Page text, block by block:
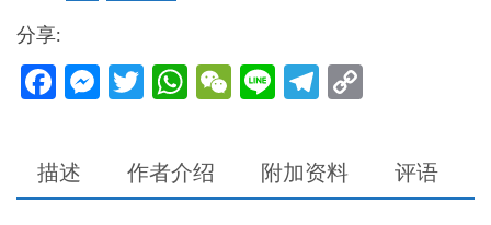
分享:
Facebook
Messenger
Twitter
WhatsApp
WeChat
LineTelegram
描述 作者介绍 附加资料 评语